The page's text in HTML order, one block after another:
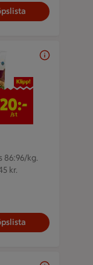
86:96/kg.
kr.
20 kr/st
20:-
/st